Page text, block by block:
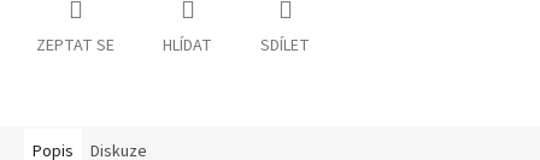
ZEPTAT SE HLÍDAT SDÍLET
Popis Diskuze